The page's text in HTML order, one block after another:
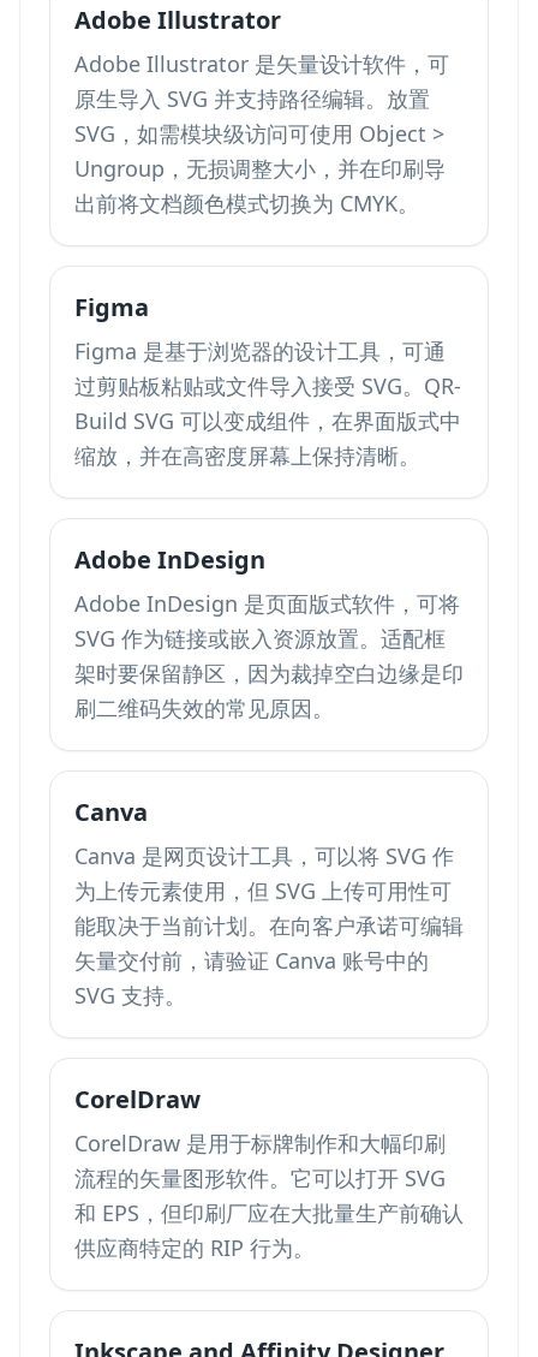
Adobe Illustrator
Adobe Illustrator 是矢量设计软件，可
原生导入 SVG 并支持路径编辑。放置
SVG，如需模块级访问可使用 Object >
Ungroup，无损调整大小，并在印刷导
出前将文档颜色模式切换为 CMYK。
Figma
Figma 是基于浏览器的设计工具，可通
过剪贴板粘贴或文件导入接受 SVG。QR-
Build SVG 可以变成组件，在界面版式中
缩放，并在高密度屏幕上保持清晰。
Adobe InDesign
Adobe InDesign 是页面版式软件，可将
SVG 作为链接或嵌入资源放置。适配框
架时要保留静区，因为裁掉空白边缘是印
刷二维码失效的常见原因。
Canva
Canva 是网页设计工具，可以将 SVG 作
为上传元素使用，但 SVG 上传可用性可
能取决于当前计划。在向客户承诺可编辑
矢量交付前，请验证 Canva 账号中的
SVG 支持。
CorelDraw
CorelDraw 是用于标牌制作和大幅印刷
流程的矢量图形软件。它可以打开 SVG
和 EPS，但印刷厂应在大批量生产前确认
供应商特定的 RIP 行为。